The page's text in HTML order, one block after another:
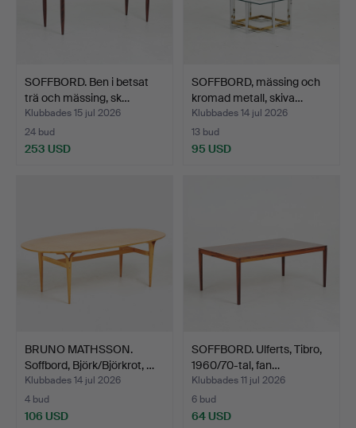
SOFFBORD. Ben i betsat
trä och mässing, sk…
Klubbades 15 jul 2026
24 bud
253 USD
SOFFBORD, mässing och
kromad metall, skiva…
Klubbades 14 jul 2026
13 bud
95 USD
BRUNO MATHSSON.
Soffbord, Björk/Björkrot, …
Klubbades 14 jul 2026
4 bud
106 USD
SOFFBORD. Ulferts, Tibro,
1960/70-tal, fan…
Klubbades 11 jul 2026
6 bud
64 USD